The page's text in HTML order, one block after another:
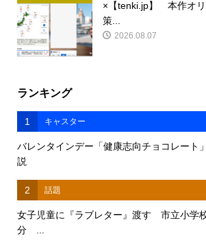
×【tenki.jp】 本作オ
策...
2026.08.07
ランキング
1 キャスター
バレンタインデー「健康志向チョコレート
説
2 話題
女子児童に『ラブレター』渡す 市立小学
分 ...